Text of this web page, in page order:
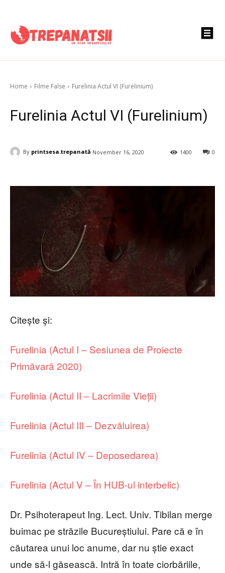
Home Filme False Furelinia Actul VI (Furelinium)
Furelinia Actul VI (Furelinium)
By printsesa.trepanată November 16, 2020 0
1400
Citește și:
Furelinia (Actul I – Sesiunea de Proiecte
Primăvară 2020)
Furelinia (Actul II – Lacrimile Vieții)
Furelinia (Actul III – Dezvăluirea)
Furelinia (Actul IV – Deposedarea)
Furelinia (Actul V – În HUB-ul interbelic)
Dr. Psihoterapeut Ing. Lect. Univ. Tibilan merge
buimac pe străzile Bucureștiului. Pare că e în
căutarea unui loc anume, dar nu știe exact
unde să-l găsească. Intră în toate ciorbăriile,